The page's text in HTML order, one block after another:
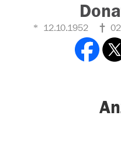
12.10.1952